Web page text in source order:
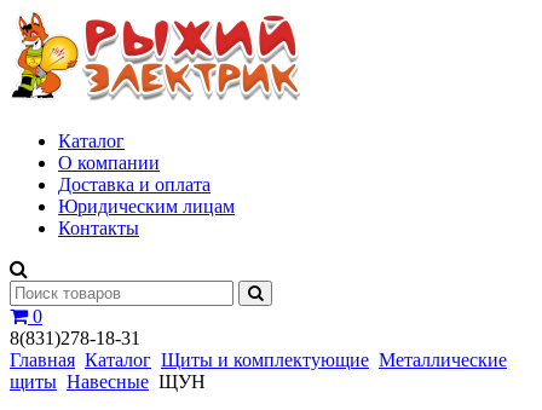
Каталог
О компании
Доставка и оплата
Юридическим лицам
Контакты
0
8(831)278-18-31
Главная Каталог Щиты и комплектующие Металлические
щиты Навесные ЩУН